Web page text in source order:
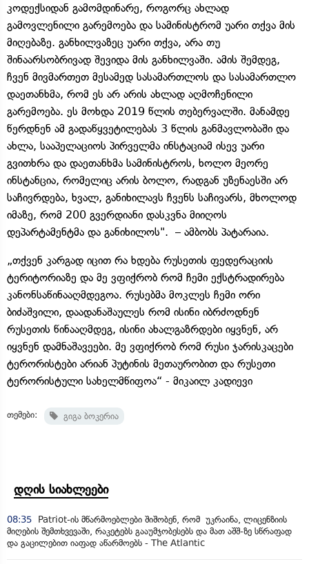
კოდექსიდან გამომდინარე, როგორც ახლად
გამოვლენილი გარემოება და სამინისტრომ უარი თქვა მის
მიღებაზე. განხილვაზეც უარი თქვა, არა თუ
შინაარსობრივად შევიდა მის განხილვაში. ამის შემდეგ,
ჩვენ მივმართეთ მესამედ სასამართლოს და სასამართლო
დაეთანხმა, რომ ეს არ არის ახლად აღმოჩენილი
გარემოება. ეს მოხდა 2019 წლის თებერვალში. მანამდე
წერდნენ ამ გადაწყვეტილებას 3 წლის განმავლობაში და
ახლა, სააპელაციოს პირველმა ინსტაციამ ისევ უარი
გვითხრა და დაეთანხმა სამინისტროს, ხოლო მეორე
ინსტანცია, რომელიც არის ბოლო, რადგან უზენაესში არ
საჩივრდება, ხვალ, განიხილავს ჩვენს საჩივარს, მხოლოდ
იმაზე, რომ 200 გვერდიანი დასკვნა მიიღოს
დეპარტამენტმა და განიხილოს". – ამბობს პატარაია.
„თქვენ კარგად იცით რა ხდება რუსეთის ფედერაციის
ტერიტორიაზე და მე ვფიქრობ რომ ჩემი ექსტრადირება
კანონსაწინააღმდეგოა. რუსებმა მოკლეს ჩემი ორი
ბიძაშვილი, დაადანაშაულეს რომ ისინი იბრძოდნენ
რუსეთის წინააღმდეგ, ისინი ახალგაზრდები იყვნენ, არ
იყვნენ დამნაშავეები. მე ვფიქრობ რომ რუსი ჯარისკაცები
ტერორისტები არიან პუტინის მეთაურობით და რუსეთი
ტერორისტული სახელმწიფოა“ - მიკაილ კადიევი
თემები: გიგა ბოკერია
დღის სიახლეები
08:35
Patriot-ის მწარმოებლები შიშობენ, რომ უკრაინა, ლიცენზიის
მიღების შემთხვევაში, რაკეტებს გააუმჯობესებს და მათ აშშ-ზე სწრაფად
და გაცილებით იაფად აწარმოებს - The Atlantic